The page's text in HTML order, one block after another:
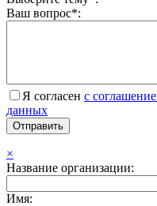
Ваш вопрос*:
Я согласен с
данных
×
Название организации:
Имя: